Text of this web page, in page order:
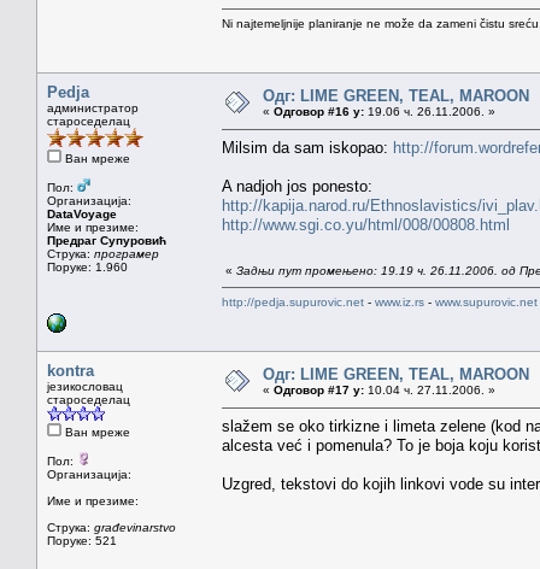
Ni najtemeljnije planiranje ne može da zameni čistu
Pedja
администратор
староседелац
Ван мреже
Пол:
Организација:
DataVoyage
Име и презиме:
Предраг Супуровић
Струка: програмер
Поруке: 1.960
Одг: LIME GREEN, TEAL, MAROON
« Одговор #16 у: 19.06 ч. 26.11.2006. »
Milsim da sam iskopao: http://
A nadjoh jos ponesto:
http://kapija.narod.ru/Ethnoslavistics/
http://www.sgi.co.yu/html/008/00808.html
« Задњи пут промењено: 19.19 ч. 26.11.2006. од
http://pedja.supurovic.net - www.iz.rs - www.supurovic.net
kontra
језикословац
староседелац
Ван мреже
Пол:
Организација:
Име и презиме:
Струка: građevinarstvo
Поруке: 521
Одг: LIME GREEN, TEAL, MAROON
« Одговор #17 у: 10.04 ч. 27.11.2006. »
slažem se oko tirkizne i limeta zelene (kod
alcesta već i pomenula? To je boja koju
Uzgred, tekstovi do kojih linkovi vode su